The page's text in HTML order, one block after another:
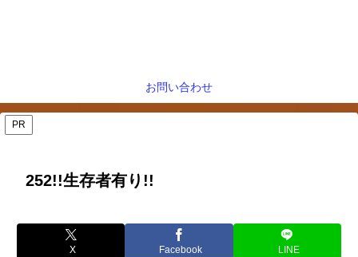
お問い合わせ
PR
252!!生存者有り!!
X Facebook LINE